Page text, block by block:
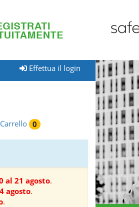
Effettua il login
Carrello 0
al 21 agosto.
agosto.
.